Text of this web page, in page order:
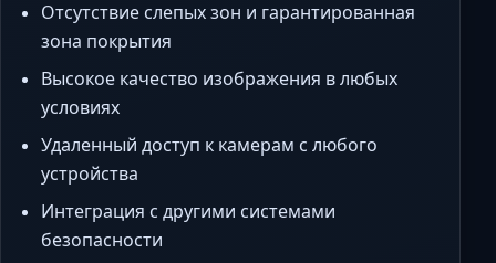
Отсутствие слепых зон и гарантированная
зона покрытия
Высокое качество изображения в любых
условиях
Удаленный доступ к камерам с любого
устройства
Интеграция с другими системами
безопасности